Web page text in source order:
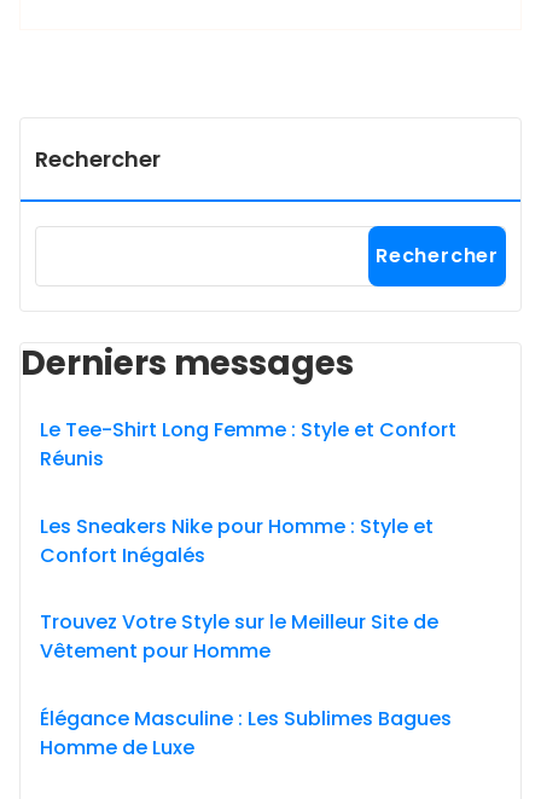
Rechercher
Rechercher
Derniers messages
Le Tee-Shirt Long Femme : Style et Confort
Réunis
Les Sneakers Nike pour Homme : Style et
Confort Inégalés
Trouvez Votre Style sur le Meilleur Site de
Vêtement pour Homme
Élégance Masculine : Les Sublimes Bagues
Homme de Luxe